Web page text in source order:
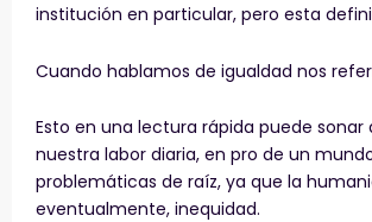
institución en particular, pero esta
Cuando hablamos de igualdad nos
Esto en una lectura rápida puede
nuestra labor diaria, en pro de un
problemáticas de raíz, ya que la
eventualmente, inequidad.